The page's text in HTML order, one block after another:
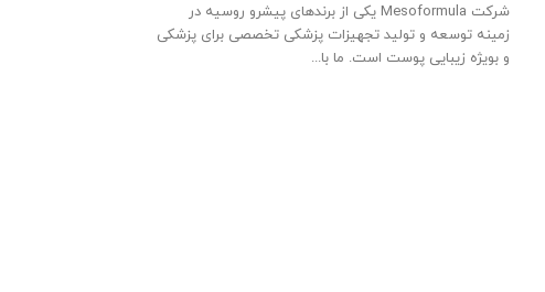
شرکت Mesoformula یکی از برندهای پیشرو روسیه در
زمینه توسعه و تولید تجهیزات پزشکی تخصصی برای پزشکی
و بویژه زیبایی پوست است. ما با...